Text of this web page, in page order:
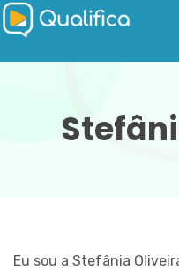
Eu sou a Stefânia